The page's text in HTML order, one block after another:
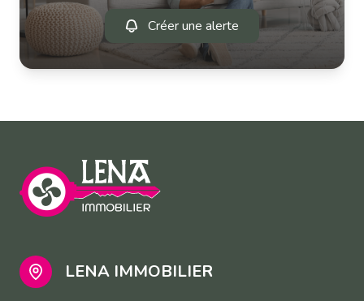
Créer une alerte
LENA IMMOBILIER